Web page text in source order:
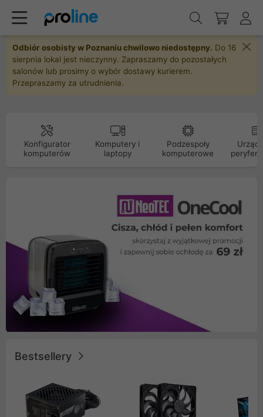
Odbiór osobisty w Poznaniu chwilowo niedostępny. Do 16
sierpnia lokal jest nieczynny. Zapraszamy do pozostałych
salonów lub prosimy o wybór dostawy kurierem.
Przepraszamy za utrudnienia.
Konfigurator
komputerów
Komputery i
laptopy
Podzespoły
komputerowe
Bestsellery